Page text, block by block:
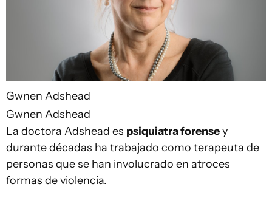
Gwnen Adshead
Gwnen Adshead
La doctora Adshead es psiquiatra forensey
durante décadas ha trabajado como terapeuta de
personas que se han involucrado en atroces
formas de violencia.